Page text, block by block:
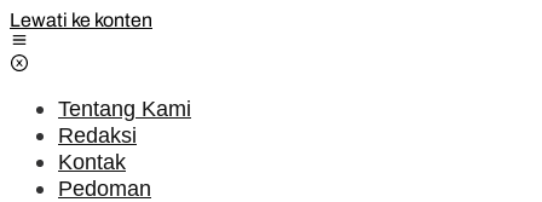
Lewati ke konten
Tentang Kami
Redaksi
Kontak
Pedoman